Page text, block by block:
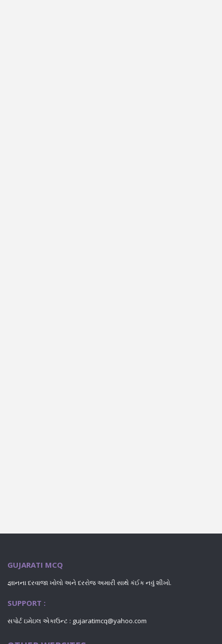
GUJARATI MCQ
જ્ઞાનના દરવાજા ખોલો અને દરરોજ અમારી સાથે કંઈક નવું શીખો.
SUPPORT :
સપોર્ટ ઇમેઇલ એકાઉન્ટ : gujaratimcq@yahoo.com